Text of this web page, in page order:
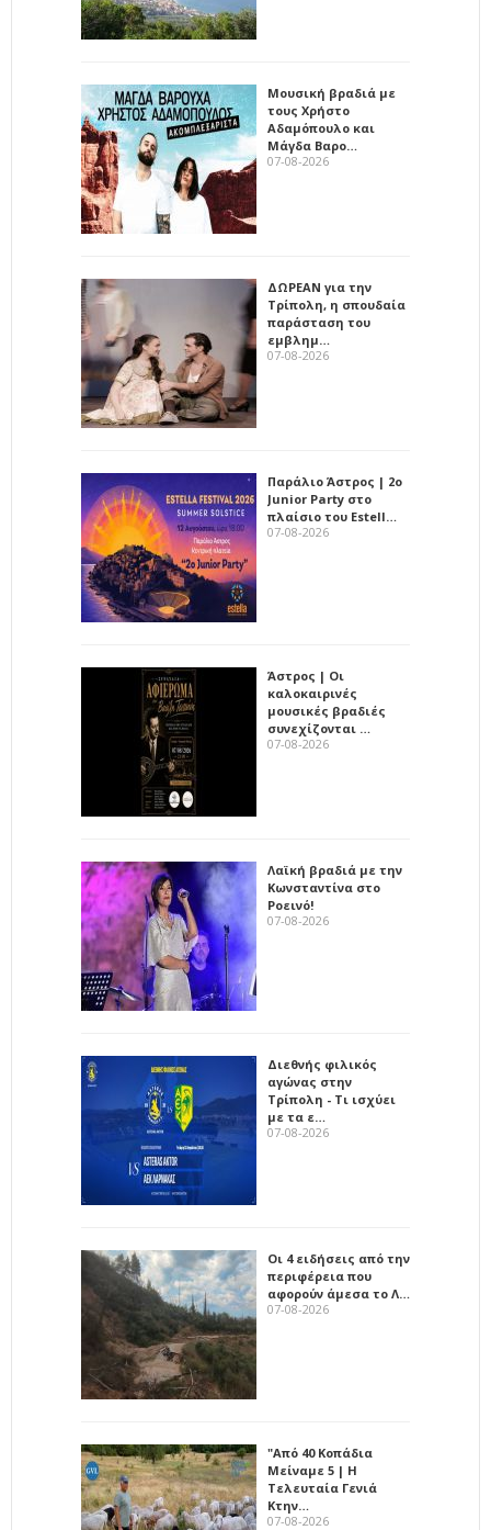
Μουσική βραδιά με
τους Χρήστο
Αδαμόπουλο και
Μάγδα Βαρο…
07-08-2026
ΔΩΡΕΑΝ για την
Τρίπολη, η σπουδαία
παράσταση του
εμβλημ…
07-08-2026
Παράλιο Άστρος | 2ο
Junior Party στο
πλαίσιο του Estell…
07-08-2026
Άστρος | Οι
καλοκαιρινές
μουσικές βραδιές
συνεχίζονται …
07-08-2026
Λαϊκή βραδιά με την
Κωνσταντίνα στο
Ροεινό!
07-08-2026
Διεθνής φιλικός
αγώνας στην
Τρίπολη - Τι ισχύει
με τα ε…
07-08-2026
Οι 4 ειδήσεις από την
περιφέρεια που
αφορούν άμεσα το Λ…
07-08-2026
"Από 40 Κοπάδια
Μείναμε 5 | Η
Τελευταία Γενιά
Κτην…
07-08-2026